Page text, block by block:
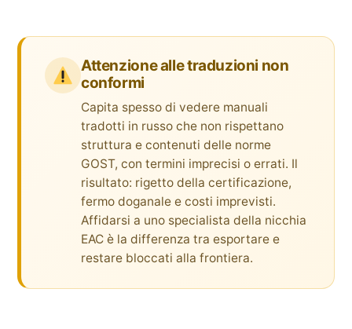
Attenzione alle traduzioni non
conformi
Capita spesso di vedere manuali
tradotti in russo che non rispettano
struttura e contenuti delle norme
GOST, con termini imprecisi o errati. Il
risultato: rigetto della certificazione,
fermo doganale e costi imprevisti.
Affidarsi a uno specialista della nicchia
EAC è la differenza tra esportare e
restare bloccati alla frontiera.